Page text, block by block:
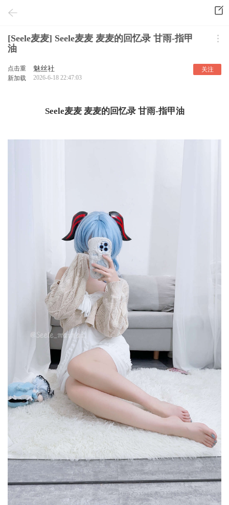
[Seele麦麦] Seele麦麦 麦麦的回忆录 甘雨-指甲
油
点击重
新加载
魅丝社
2026-6-18 22:47:03
关注
Seele麦麦 麦麦的回忆录 甘雨-指甲油